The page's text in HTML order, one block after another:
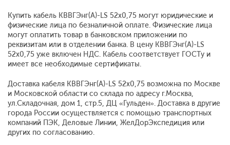
Купить кабель КВВГЭнг(A)-LS 52х0,75 могут юридические и
физические лица по безналичной оплате. Физические лица
могут оплатить товар в банковском приложении по
реквизитам или в отделении банка. В цену КВВГЭнг(A)-LS
52х0,75 уже включен НДС. Кабель соответствует ГОСТу и
имеет все необходимые сертификаты.
Доставка кабеля КВВГЭнг(A)-LS 52х0,75 возможна по Москве
и Московской области со склада по адресу г.Москва,
ул.Складочная, дом 1, стр.5, ДЦ «Гульден». Доставка в другие
города России осуществляется с помощью транспортных
компаний ПЭК, Деловые Линии, ЖелДорЭкспедиция или
других по согласованию.